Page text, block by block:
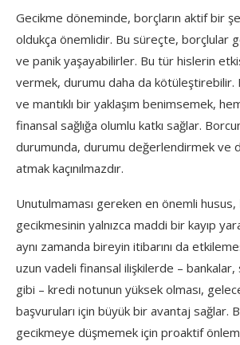
Gecikme döneminde, borçların aktif bir
oldukça önemlidir. Bu süreçte, borçlular
ve panik yaşayabilirler. Bu tür hislerin
vermek, durumu daha da kötüleştirebilir.
ve mantıklı bir yaklaşım benimsemek,
finansal sağlığa olumlu katkı sağlar.
durumunda, durumu değerlendirmek ve
atmak kaçınılmazdır.
Unutulmaması gereken en önemli husus,
gecikmesinin yalnızca maddi bir kayıp
aynı zamanda bireyin itibarını da
uzun vadeli finansal ilişkilerde –
gibi – kredi notunun yüksek olması,
başvuruları için büyük bir avantaj sağlar.
gecikmeye düşmemek için proaktif